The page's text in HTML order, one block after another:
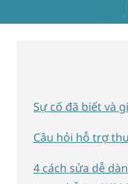
Sự cố đã biết và
Câu hỏi hỗ trợ
4 cách sửa dễ